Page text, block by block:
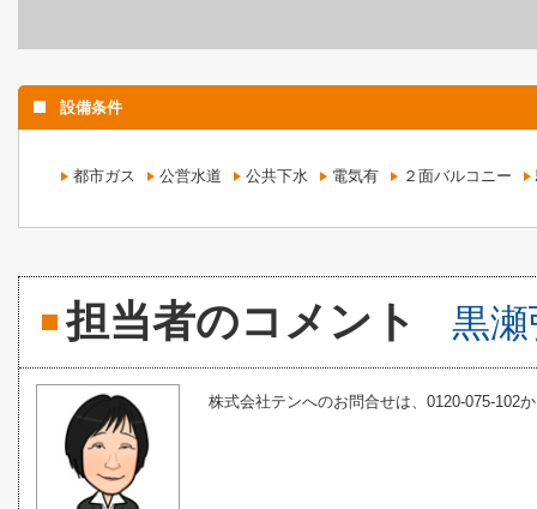
設備条件
都市ガス 公営水道 公共下水 電気有 ２面バルコニー
担当者のコメント 黒
株式会社テンへのお問合せは、0120-075-102